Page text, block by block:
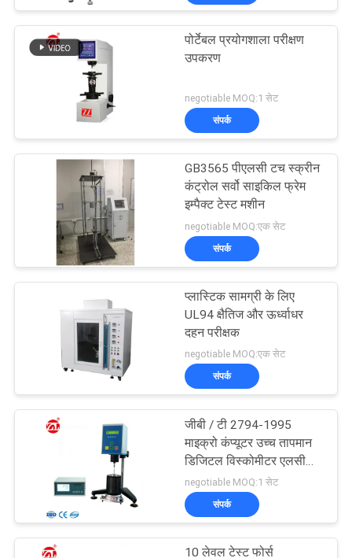
पोर्टेबल प्रयोगशाला परीक्षण
उपकरण
negotiable MOQ:1 सेट
संपर्क
GB3565 पीएलसी टच स्क्रीन
कंट्रोल सर्वो साइकिल फ्रेम
इम्पैक्ट टेस्ट मशीन
negotiable MOQ:एक सेट
संपर्क
प्लास्टिक सामग्री के लिए
UL94 क्षैतिज और ऊर्ध्वाधर
दहन परीक्षक
negotiable MOQ:एक सेट
संपर्क
जीबी / टी 2794-1995
माइक्रो कंप्यूटर उच्च तापमान
डिजिटल विस्कोमीटर एलसीडी
स्क्रीन
negotiable MOQ:1 सेट
संपर्क
10 लेवल टेस्ट फोर्स